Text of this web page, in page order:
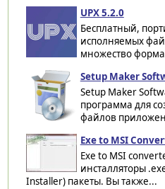
UPX 5.2.0
Бесплатный,
исполняемых
множество
Setup Maker
Setup Maker
программа для
файлов
Exe to MSI
Exe to MSI
инсталляторы
Installer) пакеты. Вы также...